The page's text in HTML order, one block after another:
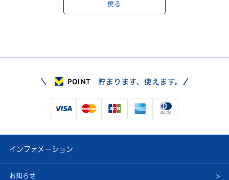
戻る
インフォメーション
お知らせ